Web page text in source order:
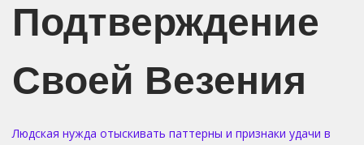
Подтверждение
Своей Везения
Людская нужда отыскивать паттерны и признаки удачи в